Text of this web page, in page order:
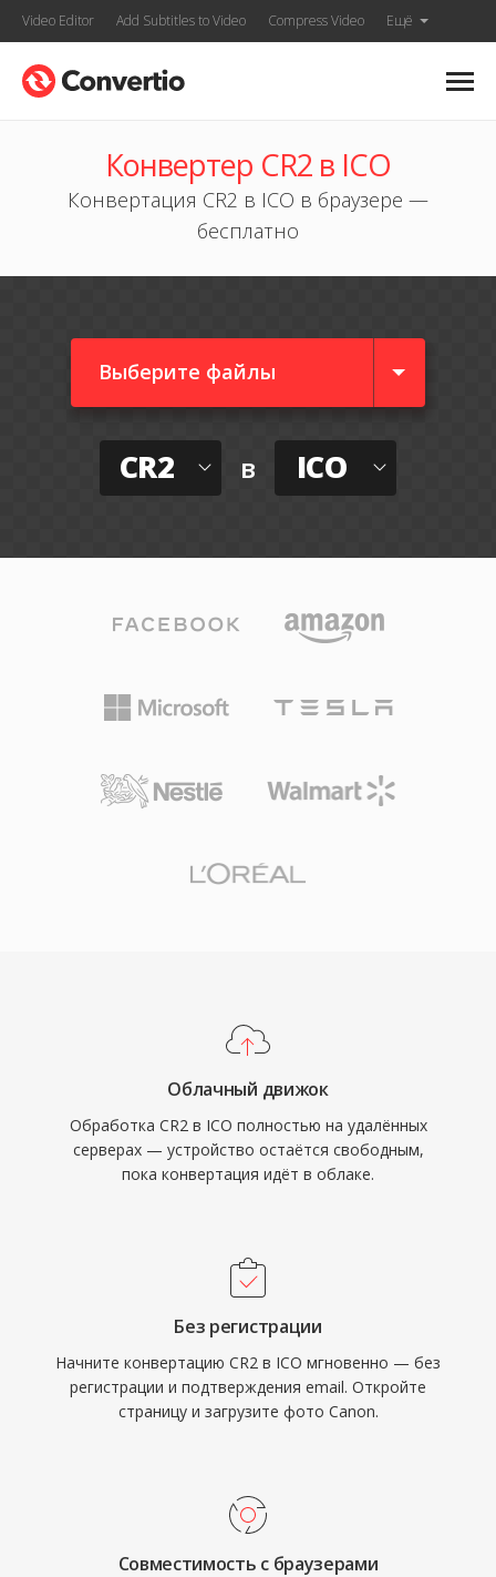
Video Editor Add Subtitles to Video Compress Video Ещё
Конвертер CR2 в ICO
Конвертация CR2 в ICO в браузере —
бесплатно
Выберите файлы
CR2 в ICO
Облачный движок
Обработка CR2 в ICO полностью на удалённых
серверах — устройство остаётся свободным,
пока конвертация идёт в облаке.
Без регистрации
Начните конвертацию CR2 в ICO мгновенно — без
регистрации и подтверждения email. Откройте
страницу и загрузите фото Canon.
Совместимость с браузерами